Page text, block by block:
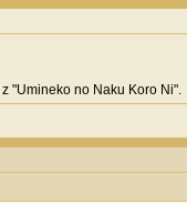
z "Umineko no Naku Koro Ni".